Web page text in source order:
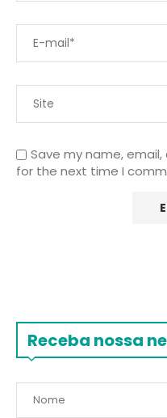
Save my name,
for the next time I
Receba nossa